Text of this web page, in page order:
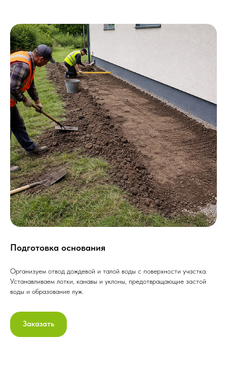
Подготовка основания
Организуем отвод дождевой и талой воды с поверхности участка.
Устанавливаем лотки, канавы и уклоны, предотвращающие застой
воды и образование луж.
Заказать